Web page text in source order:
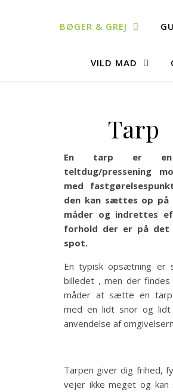
BØGER & GREJ
VILD MAD
Tarp
En tarp er
teltdug/pressening
med
den kan sættes op på
måder og indrettes
forhold der er på det
spot.
En typisk opsætning er
billedet , men der findes
måder at sætte en
med en lidt snor og lidt
anvendelse af
Tarpen giver dig frihed,
vejer ikke meget og kan